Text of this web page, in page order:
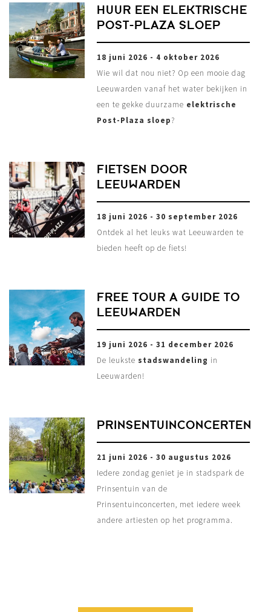
HUUR EEN ELEKTRISCHE
POST-PLAZA SLOEP
18 juni 2026 - 4 oktober 2026
Wie wil dat nou niet? Op een mooie dag
Leeuwarden vanaf het water bekijken in
een te gekke duurzame elektrische
Post-Plaza sloep?
FIETSEN DOOR
LEEUWARDEN
18 juni 2026 - 30 september 2026
Ontdek al het leuks wat Leeuwarden te
bieden heeft op de fiets!
FREE TOUR A GUIDE TO
LEEUWARDEN
19 juni 2026 - 31 december 2026
De leukste stadswandeling in
Leeuwarden!
PRINSENTUINCONCERTEN
21 juni 2026 - 30 augustus 2026
Iedere zondag geniet je in stadspark de
Prinsentuin van de
Prinsentuinconcerten, met iedere week
andere artiesten op het programma.